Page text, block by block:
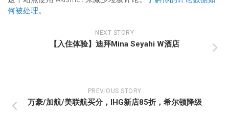
何被处理。
NEXT STORY
【入住体验】迪拜Mina Seyahi W酒店
PREVIOUS STORY
万豪/加航/美联航买分，IHG新店85折，希尔顿降级